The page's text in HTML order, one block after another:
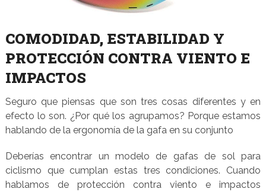
COMODIDAD, ESTABILIDAD Y
PROTECCIÓN CONTRA VIENTO E
IMPACTOS
Seguro que piensas que son tres cosas diferentes y en
efecto lo son. ¿Por qué los agrupamos? Porque estamos
hablando de la ergonomía de la gafa en su conjunto
Deberías encontrar un modelo de gafas de sol para
ciclismo que cumplan estas tres condiciones. Cuando
hablamos de protección contra viento e impactos